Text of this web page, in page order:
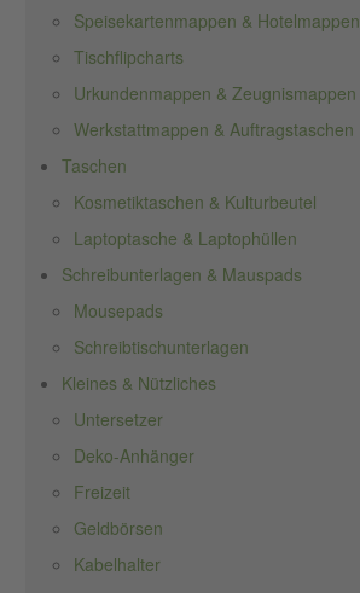
Speisekartenmappen & Hotelmappen
Tischflipcharts
Urkundenmappen & Zeugnismappen
Werkstattmappen & Auftragstaschen
Taschen
Kosmetiktaschen & Kulturbeutel
Laptoptasche & Laptophüllen
Schreibunterlagen & Mauspads
Mousepads
Schreibtischunterlagen
Kleines & Nützliches
Untersetzer
Deko-Anhänger
Freizeit
Geldbörsen
Kabelhalter